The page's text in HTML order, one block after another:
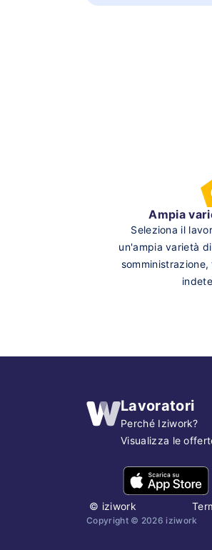
Ampia
Seleziona il
un'ampia varietà
Lavoratori
Perché Iziwork?
Visualizza le
© iziwork
Copyright © 2026 iziwork